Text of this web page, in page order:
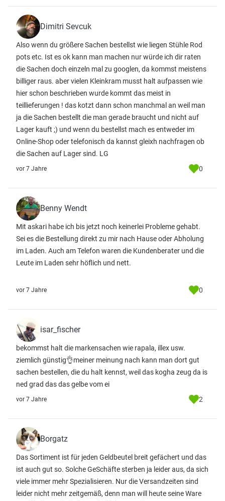
Dimitri Sevcuk
Also wenn du größere Sachen bestellst wie liegen Stühle Rod
pots etc. Ist es ok kann man machen nur würde ich dir raten
die Sachen doch einzeln mal zu googlen, da kommst meistens
billiger raus. aber vielen Kleinkram musst halt aufpassen wie
hier schon beschrieben wurde kommt das meist in
teillieferungen ! das kotzt dann schon manchmal an weil man
ja die Sachen bestellt die man gerade braucht und nicht auf
Lager kauft ;) und wenn du bestellst mach es entweder im
Online-Shop oder telefonisch da kannst gleixh nachfragen ob
die Sachen auf Lager sind. LG
vor 7 Jahre 0
Benny Wendt
Mit askari habe ich bis jetzt noch keinerlei Probleme gehabt.
Sei es die Bestellung direkt zu mir nach Hause oder Abholung
im Laden. Auch am Telefon waren die Kundenberater und die
Leute im Laden sehr höflich und nett.
vor 7 Jahre 0
isar_fischer
bekommst halt die markensachen wie rapala, illex usw.
ziemlich günstig👌meiner meinung nach kann man dort gut
sachen bestellen, die du halt kennst, weil das kogha zeug da is
ned grad das das gelbe vom ei
vor 7 Jahre 2
Borgatz
Das Sortiment ist für jeden Geldbeutel breit gefächert und das
ist auch gut so. Solche GeSchäfte sterben ja leider aus, da sich
viele immer mehr Spezialisieren. Nur die Versandzeiten sind
leider nicht mehr zeitgemäß, denn man will heute seine Ware